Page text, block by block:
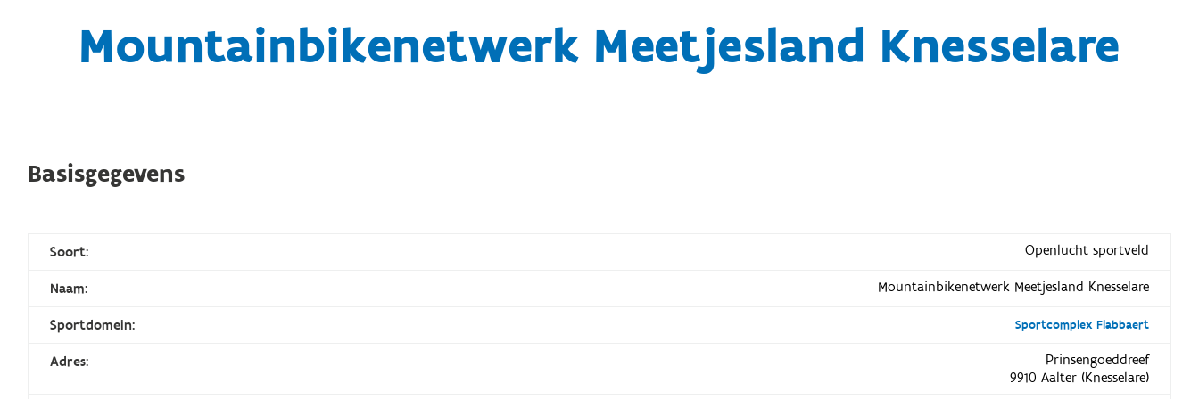
Mountainbikenetwerk Meetjesland Knesselare
Basisgegevens
Soort: Openlucht sportveld
Naam: Mountainbikenetwerk Meetjesland Knesselare
Sportdomein: Sportcomplex Flabbaert
Adres:
Prinsengoeddreef
9910 Aalter (Knesselare)